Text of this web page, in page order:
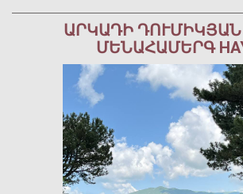
ԱՐԿԱԴԻ
ՄԵՆԱՀԱՄԵՐԳ